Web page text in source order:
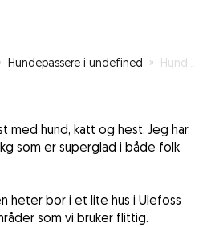
Hundepassere i undefined » Hundevant og hjemmeværende med egen hund
med hund, katt og hest. Jeg har
som er superglad i både folk
heter bor i et lite hus i Ulefoss
som vi bruker flittig.